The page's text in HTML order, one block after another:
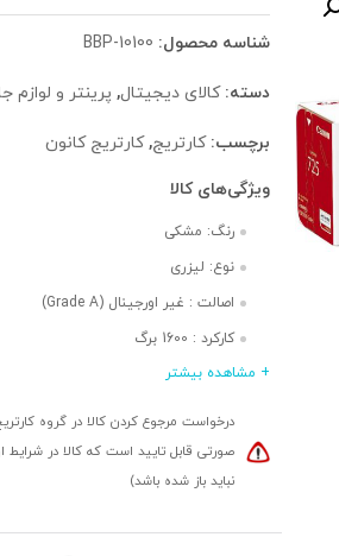
شناسه محصول: BBP-10100
دسته:کالای دیجیتال, پرینتر و لوازم
برچسب:کارتریج,کارتریج کانون
ویژگی‌های کالا
رنگ: مشکی
نوع: لیزری
اصالت : غیر اورجینال (Grade A)
کارکرد : 1600 برگ
قابلیت شارژمجدد: دارد
+ مشاهده بیشتر
درخواست مرجوع کردن کالا در گروه
صورتی قابل تایید است که کالا در شرایط
نباید باز شده باشد)